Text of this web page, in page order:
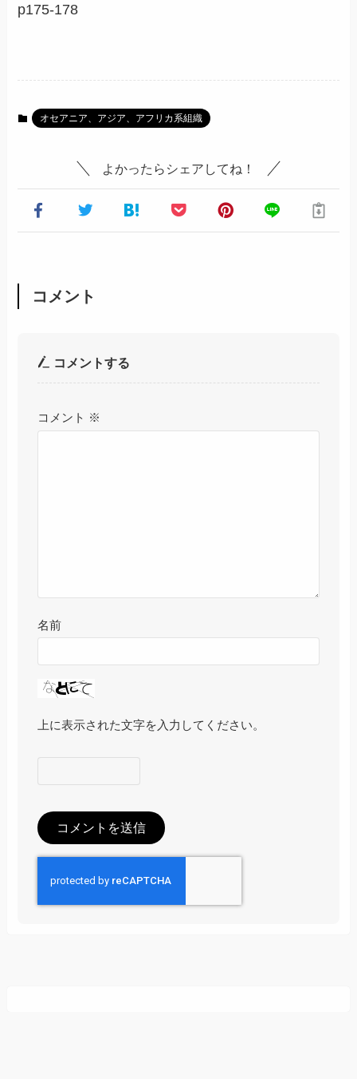
p175-178
オセアニア、アジア、アフリカ系組織
よかったらシェアしてね！
コメント
コメントする
コメント ※
名前
上に表示された文字を入力してください。